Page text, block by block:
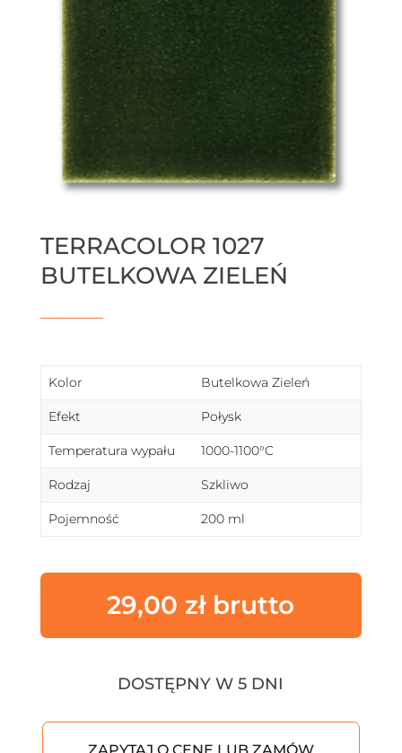
TERRACOLOR 1027
BUTELKOWA ZIELEŃ
Kolor Butelkowa Zieleń
Efekt Połysk
Temperatura wypału 1000-1100°C
Rodzaj Szkliwo
Pojemność 200 ml
29,00 zł
DOSTĘPNY W 5 DNI